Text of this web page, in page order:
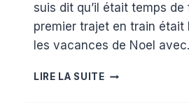
suis dit qu’il était temps de
premier trajet en train était
les vacances de Noel
LIRE LA SUITEPRENDRE